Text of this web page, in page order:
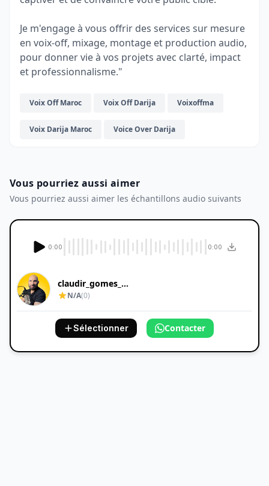
Je m'engage à vous offrir des services sur mesure
en voix-off, mixage, montage et production audio,
pour donner vie à vos projets avec clarté, impact
et professionnalisme."
Voix Off Maroc Voix Off Darija Voixoffma
Voix Darija Maroc Voice Over Darija
Vous pourriez aussi aimer
Vous pourriez aussi aimer les échantillons audio suivants
0:00 0:00
claudir_gomes_...
N/A(0)
Sélectionner Contacter